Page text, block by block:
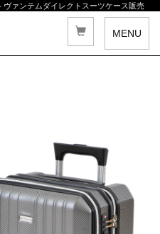
ヴァンテムダイレクトスーツケース販売
MENU